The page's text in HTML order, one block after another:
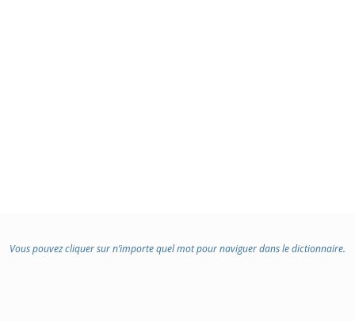
Vous pouvez cliquer sur n’importe quel mot pour naviguer dans le dictionnaire.